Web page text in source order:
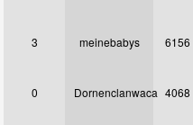
3 meinebabys 6156
0 Dornenclanwaca 4068